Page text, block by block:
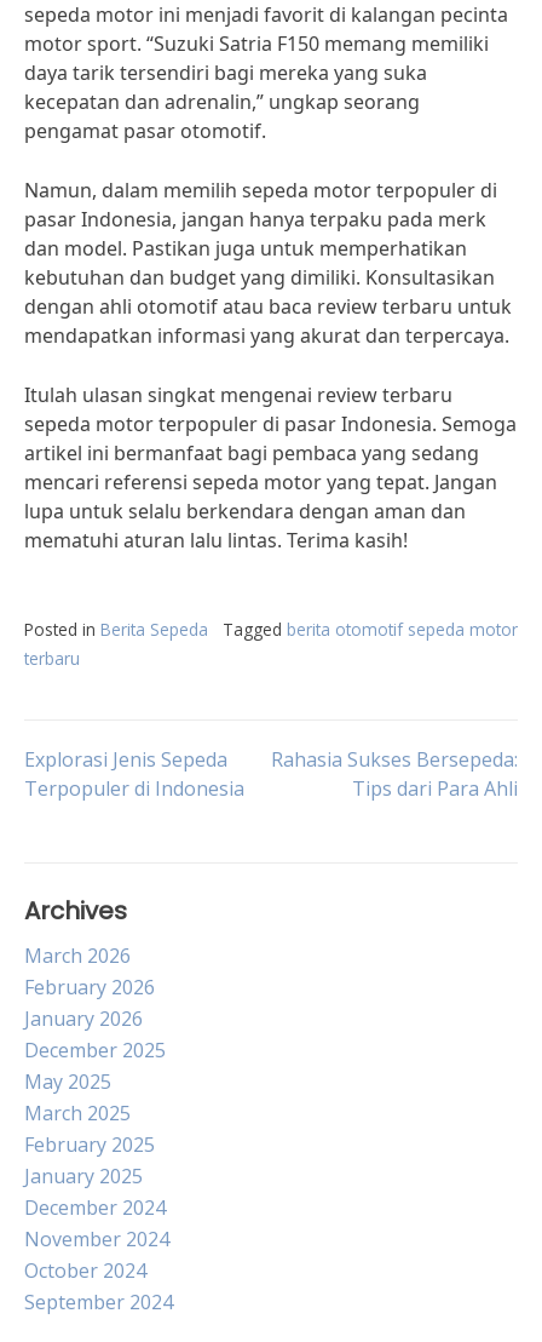
sepeda motor ini menjadi favorit di kalangan pecinta
motor sport. “Suzuki Satria F150 memang memiliki
daya tarik tersendiri bagi mereka yang suka
kecepatan dan adrenalin,” ungkap seorang
pengamat pasar otomotif.
Namun, dalam memilih sepeda motor terpopuler di
pasar Indonesia, jangan hanya terpaku pada merk
dan model. Pastikan juga untuk memperhatikan
kebutuhan dan budget yang dimiliki. Konsultasikan
dengan ahli otomotif atau baca review terbaru untuk
mendapatkan informasi yang akurat dan terpercaya.
Itulah ulasan singkat mengenai review terbaru
sepeda motor terpopuler di pasar Indonesia. Semoga
artikel ini bermanfaat bagi pembaca yang sedang
mencari referensi sepeda motor yang tepat. Jangan
lupa untuk selalu berkendara dengan aman dan
mematuhi aturan lalu lintas. Terima kasih!
Posted in Berita Sepeda Tagged berita otomotif sepeda motor
terbaru
Post
Explorasi Jenis Sepeda
Terpopuler di Indonesia
Rahasia Sukses Bersepeda:
Tips dari Para Ahli
Archives
March 2026
February 2026
January 2026
December 2025
May 2025
March 2025
February 2025
January 2025
December 2024
November 2024
October 2024
September 2024